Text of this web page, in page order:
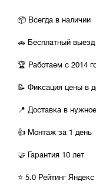
📦 Всегда в наличии
🚗 Бесплатный
🏆 Работаем с 2014
📝 Фиксация цены в
📍 Доставка в
👍 Монтаж за 1 день
🤝 Гарантия 10 лет
⭐ 5.0 Рейтинг Яндекс
💳 Стоимость